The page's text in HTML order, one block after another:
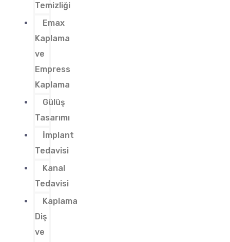
Temizliği
Emax
Kaplama
ve
Empress
Kaplama
Gülüş
Tasarımı
İmplant
Tedavisi
Kanal
Tedavisi
Kaplama
Diş
ve